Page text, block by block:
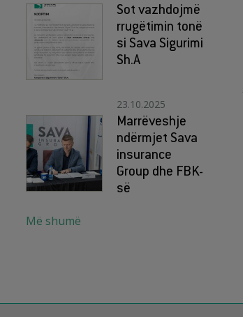
Sot vazhdojmë
rrugëtimin tonë
si Sava Sigurimi
Sh.A
23.10.2025
Marrëveshje
ndërmjet Sava
insurance
Group dhe FBK-
së
Më shumë